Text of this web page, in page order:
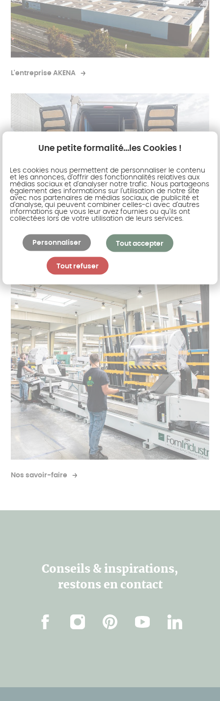
L'entreprise AKENA
Nos engagements
Nos savoir-faire
Conseils & inspirations,
restons en contact
FacebookInstagramPinterestYoutubeLinkedin
Une petite formalité...les Cookies !
Les cookies nous permettent de personnaliser le contenu
et les annonces, d'offrir des fonctionnalités relatives aux
médias sociaux et d'analyser notre trafic. Nous partageons
également des informations sur l'utilisation de notre site
avec nos partenaires de médias sociaux, de publicité et
d'analyse, qui peuvent combiner celles-ci avec d'autres
informations que vous leur avez fournies ou qu'ils ont
collectées lors de votre utilisation de leurs services.
Tout accepter
Tout refuser
Personnaliser